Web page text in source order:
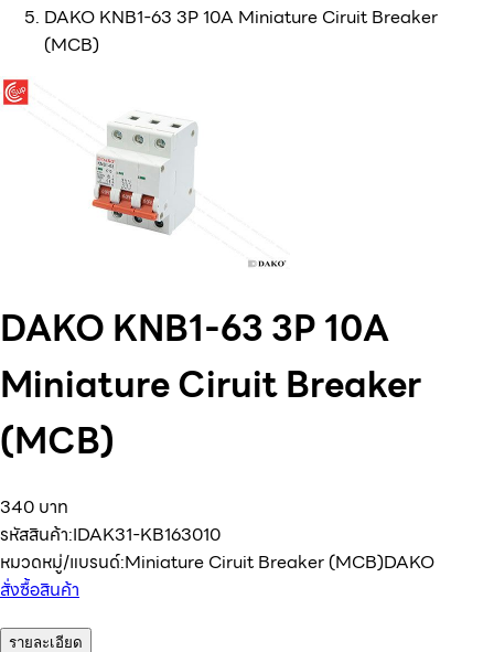
DAKO KNB1-63 3P 10A Miniature Ciruit Breaker
(MCB)
DAKO KNB1-63 3P 10A
Miniature Ciruit Breaker
(MCB)
340 บาท
รหัสสินค้า:IDAK31-KB163010
หมวดหมู่/แบรนด์:Miniature Ciruit Breaker (MCB)DAKO
สั่งซื้อสินค้า
รายละเอียด